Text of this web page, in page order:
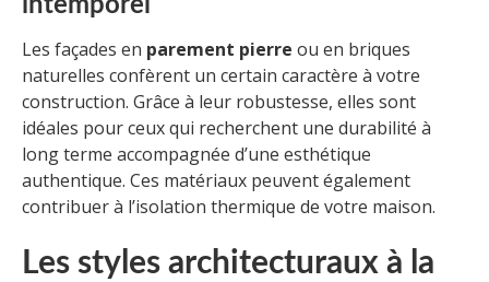
intemporel
Les façades en parement pierre ou en briques
naturelles confèrent un certain caractère à votre
construction. Grâce à leur robustesse, elles sont
idéales pour ceux qui recherchent une durabilité à
long terme accompagnée d’une esthétique
authentique. Ces matériaux peuvent également
contribuer à l’isolation thermique de votre maison.
Les styles architecturaux à la